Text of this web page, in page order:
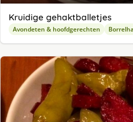
Kruidige gehaktballetjes
Avondeten & hoofdgerechten